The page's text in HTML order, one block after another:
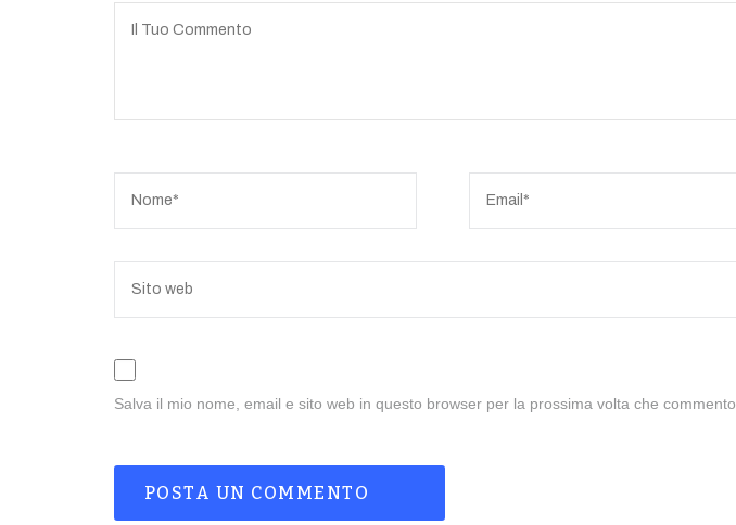
Salva il mio nome, email e sito web in questo browser per la prossima volta che commento.